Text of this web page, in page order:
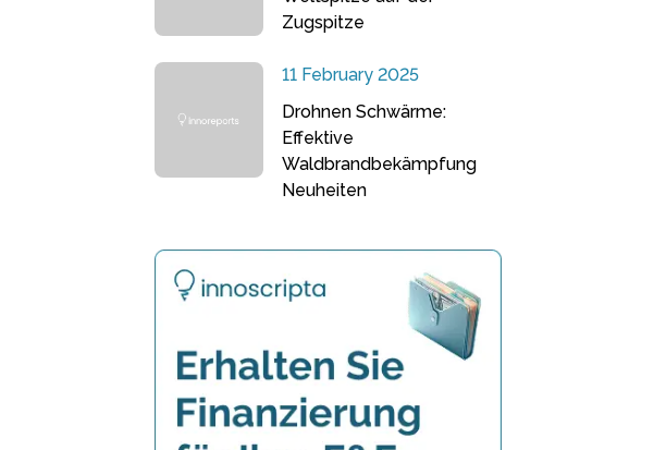
Zugspitze
11 February 2025
Drohnen Schwärme:
Effektive
Waldbrandbekämpfung
Neuheiten